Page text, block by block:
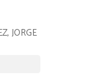
JORGE